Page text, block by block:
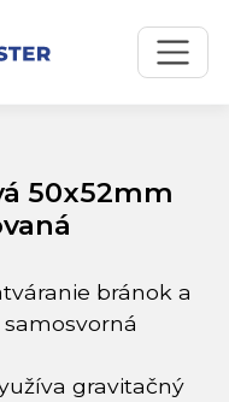
lakovaná
50x52mm
bránok a
gravitačný